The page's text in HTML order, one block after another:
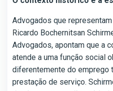
Advogados que
Ricardo Bochernitsan
Advogados, apontam que a
atende a uma função social
diferentemente do emprego
prestação de serviço.